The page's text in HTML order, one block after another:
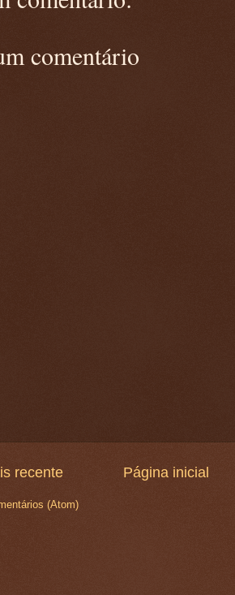
comentário
recente Página inicial
(Atom)